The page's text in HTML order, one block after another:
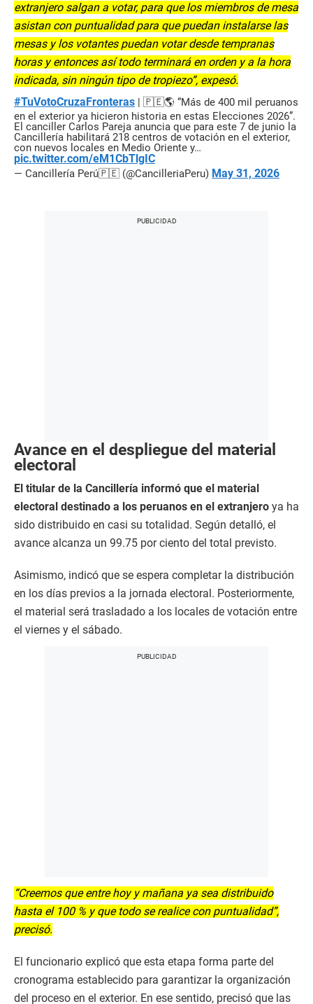
extranjero salgan a votar, para que los miembros de mesa
asistan con puntualidad para que puedan instalarse las
mesas y los votantes puedan votar desde tempranas
horas y entonces así todo terminará en orden y a la hora
indicada, sin ningún tipo de tropiezo”, expesó.
#TuVotoCruzaFronteras | 🇵🇪🌎 “Más de 400 mil peruanos
en el exterior ya hicieron historia en estas Elecciones 2026”.
El canciller Carlos Pareja anuncia que para este 7 de junio la
Cancillería habilitará 218 centros de votación en el exterior,
con nuevos locales en Medio Oriente y…
pic.twitter.com/eM1CbTlgIC
— Cancillería Perú🇵🇪 (@CancilleriaPeru) May 31, 2026
Avance en el despliegue del material
electoral
El titular de la Cancillería informó que el material
electoral destinado a los peruanos en el extranjero ya ha
sido distribuido en casi su totalidad. Según detalló, el
avance alcanza un 99.75 por ciento del total previsto.
Asimismo, indicó que se espera completar la distribución
en los días previos a la jornada electoral. Posteriormente,
el material será trasladado a los locales de votación entre
el viernes y el sábado.
“Creemos que entre hoy y mañana ya sea distribuido
hasta el 100 % y que todo se realice con puntualidad”,
precisó.
El funcionario explicó que esta etapa forma parte del
cronograma establecido para garantizar la organización
del proceso en el exterior. En ese sentido, precisó que las